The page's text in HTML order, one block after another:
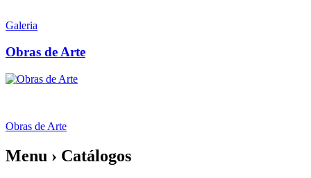
Galeria
Obras de Arte
Obras de Arte
Menu › Catálogos